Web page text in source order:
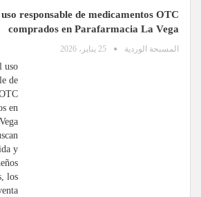
responsable de medicamentos OTC
comprados en Parafarmacia La Vega
المسبحة الوردية 25 يناير، 2026
uso
de
en
y
los